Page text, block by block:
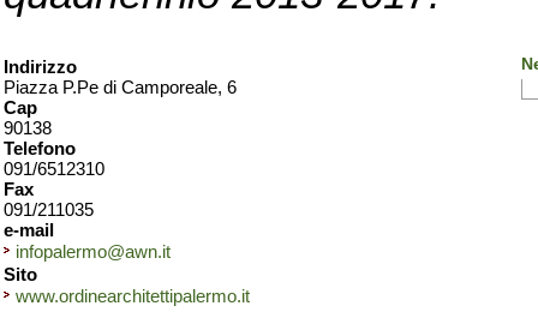
Indirizzo
Piazza P.Pe di Camporeale, 6
Cap
90138
Telefono
091/6512310
Fax
091/211035
e-mail
infopalermo@awn.it
Sito
www.ordinearchitettipalermo.it